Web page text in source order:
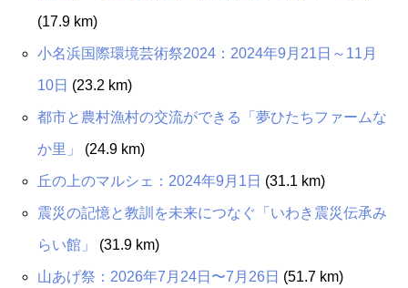
(17.9 km)
小名浜国際環境芸術祭2024：2024年9月21日～11月
10日 (23.2 km)
都市と農村漁村の交流ができる「夢ひたちファームな
か里」 (24.9 km)
丘の上のマルシェ：2024年9月1日 (31.1 km)
震災の記憶と教訓を未来につなぐ「いわき震災伝承み
らい館」 (31.9 km)
山あげ祭：2026年7月24日〜7月26日 (51.7 km)